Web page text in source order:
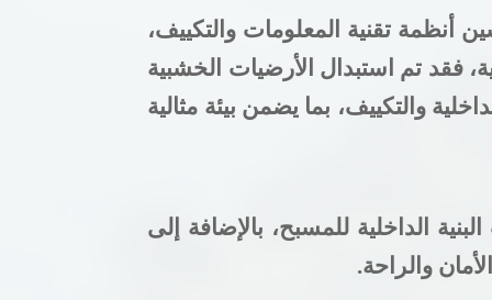
أنظمة تقنية المعلومات والتكييف،
فقد تم استبدال الأرضيات الخشبية
والتكييف، بما يضمن بيئة مثالية
الداخلية للمسبح، بالإضافة إلى
والراحة.